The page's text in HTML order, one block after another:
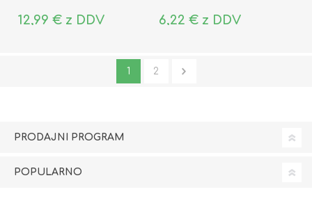
12,99 € z DDV 6,22 € z DDV
1 2
PRODAJNI PROGRAM
POPULARNO